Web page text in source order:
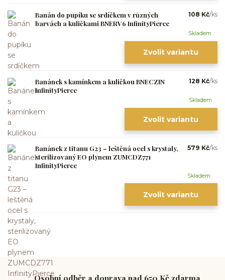
Banán do pupíku se srdíčkem v různých
barvách a kuličkami BNERV6 InfinityPierce
108 Kč/ks
Skladem
Zvolit variantu
Banánek s kamínkem a kuličkou BNECZIN
InfinityPierce
128 Kč/ks
Skladem
Zvolit variantu
Banánek z titanu G23 – leštěná ocel s krystaly,
sterilizovaný EO plynem ZUMCDZ771
InfinityPierce
579 Kč/ks
Skladem
Zvolit variantu
Osobní odběr a doprava nad 650 Kč zdarma